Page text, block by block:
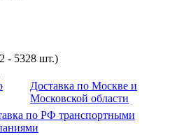
- 5328 шт.)
Доставка по Москве и
Московской области
по РФ транспортными